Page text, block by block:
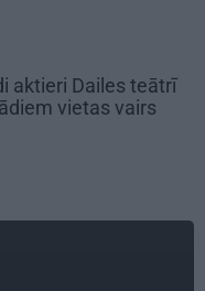
aktieri Dailes teātrī
vietas vairs